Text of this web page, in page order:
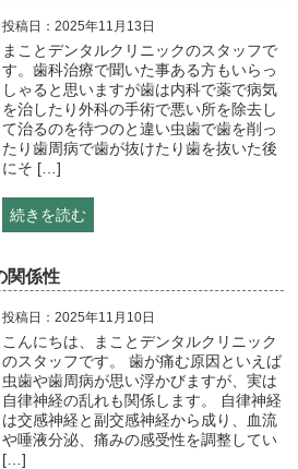
投稿日：2025年11月13日
まことデンタルクリニックのスタッフで
す。歯科治療で聞いた事ある方もいらっ
しゃると思いますが歯は内科で薬で病気
を治したり外科の手術で悪い所を除去し
て治るのを待つのと違い虫歯で歯を削っ
たり歯周病で歯が抜けたり歯を抜いた後
にそ […]
続きを読む
関係性
投稿日：2025年11月10日
こんにちは、まことデンタルクリニック
のスタッフです。 歯が痛む原因といえば
虫歯や歯周病が思い浮かびますが、実は
自律神経の乱れも関係します。 自律神経
は交感神経と副交感神経から成り、血流
や唾液分泌、痛みの感受性を調整してい
[…]